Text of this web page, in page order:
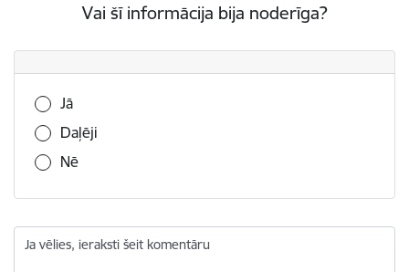
Vai šī informācija bija noderīga?
Vai šī informācija bija noderīga?
Jā
Daļēji
Nē
Ja vēlies, ieraksti šeit komentāru